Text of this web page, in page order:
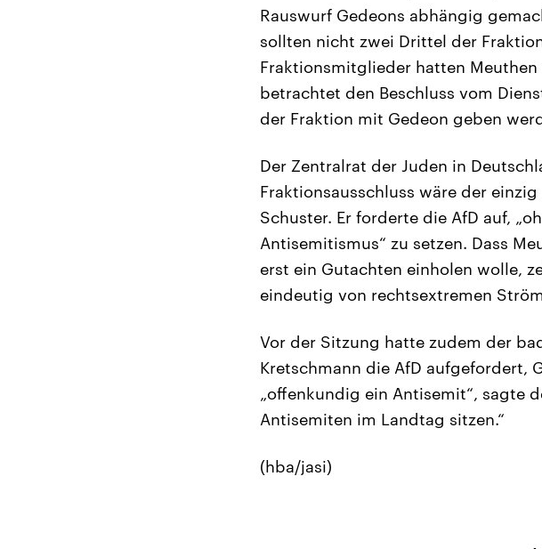
Rauswurf Gedeons abhängig
sollten nicht zwei Drittel der
Fraktionsmitglieder hatten
betrachtet den Beschluss vom
der Fraktion mit Gedeon geben
Der Zentralrat der Juden in
Fraktionsausschluss wäre der
Schuster. Er forderte die AfD auf,
Antisemitismus“ zu setzen. Dass
erst ein Gutachten einholen wolle,
eindeutig von rechtsextremen
Vor der Sitzung hatte zudem der
Kretschmann die AfD aufgefordert,
„offenkundig ein Antisemit“, sagte
Antisemiten im Landtag sitzen.“
(hba/jasi)